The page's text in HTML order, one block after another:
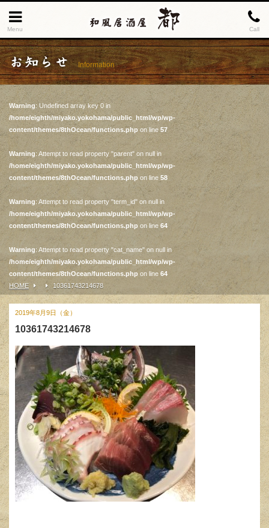
Menu Call
お知らせ Information
Warning: Undefined array key 0 in
/home/eighth/miyako.yokohama/public_html/wp/wp-
content/themes/8thOcean/functions.phpon line57
Warning: Attempt to read property "parent" on null in
/home/eighth/miyako.yokohama/public_html/wp/wp-
content/themes/8thOcean/functions.php on line 58
Warning: Attempt to read property "term_id" on null in
/home/eighth/miyako.yokohama/public_html/wp/wp-
content/themes/8thOcean/functions.php on line 64
Warning: Attempt to read property "cat_name" on null in
/home/eighth/miyako.yokohama/public_html/wp/wp-
content/themes/8thOcean/functions.php on line 64
HOME
10361743214678
2019年8月9日（金）
10361743214678